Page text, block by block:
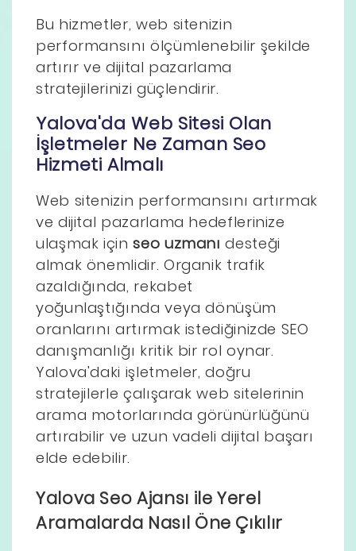
Bu hizmetler, web sitenizin
performansını ölçümlenebilir şekilde
artırır ve dijital pazarlama
stratejilerinizi güçlendirir.
Yalova'da Web Sitesi Olan
İşletmeler Ne Zaman Seo
Hizmeti Almalı
Web sitenizin performansını artırmak
ve dijital pazarlama hedeflerinize
ulaşmak içinseo uzmanı desteği
almak önemlidir. Organik trafik
azaldığında, rekabet
yoğunlaştığında veya dönüşüm
oranlarını artırmak istediğinizde SEO
danışmanlığı kritik bir rol oynar.
Yalova'daki işletmeler, doğru
stratejilerle çalışarak web sitelerinin
arama motorlarında görünürlüğünü
artırabilir ve uzun vadeli dijital başarı
elde edebilir.
Yalova Seo Ajansı ile Yerel
Aramalarda Nasıl Öne Çıkılır